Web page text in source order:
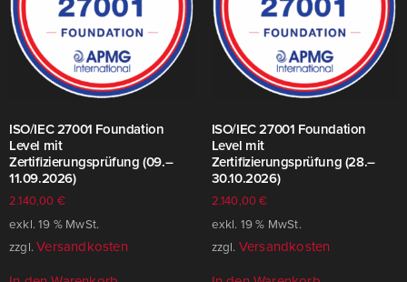
ISO/​IEC 27001 Foundation
Level mit
Zertifizierungsprüfung (09.–
11.09.2026)
2.140,00 €
exkl. 19 % MwSt.
zzgl.Versandkosten
ISO/​IEC 27001 Foundation
Level mit
Zertifizierungsprüfung (28.–
30.10.2026)
2.140,00€
exkl. 19 % MwSt.
zzgl. Versandkosten